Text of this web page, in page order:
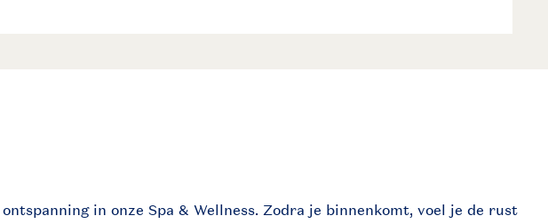
in onze Spa & Wellness. Zodra je binnenkomt, voel je de rust